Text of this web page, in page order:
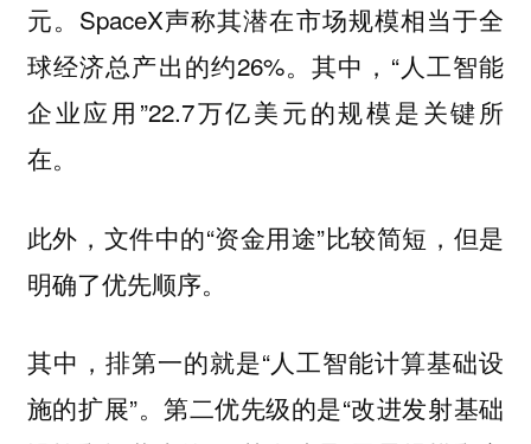
元。SpaceX声称其潜在市场规模相当于全
球经济总产出的约26%。其中，“人工智能
企业应用”22.7万亿美元的规模是关键所
在。
此外，文件中的“资金用途”比较简短，但是
明确了优先顺序。
其中，排第一的就是“人工智能计算基础设
施的扩展”。第二优先级的是“改进发射基础